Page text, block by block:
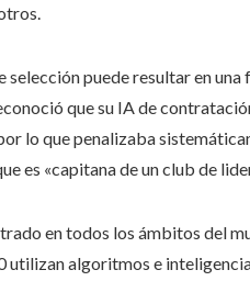
puede resultar en
que su IA de
lo que penalizaba
es «capitana de un club de
en todos los ámbitos del
utilizan algoritmos e